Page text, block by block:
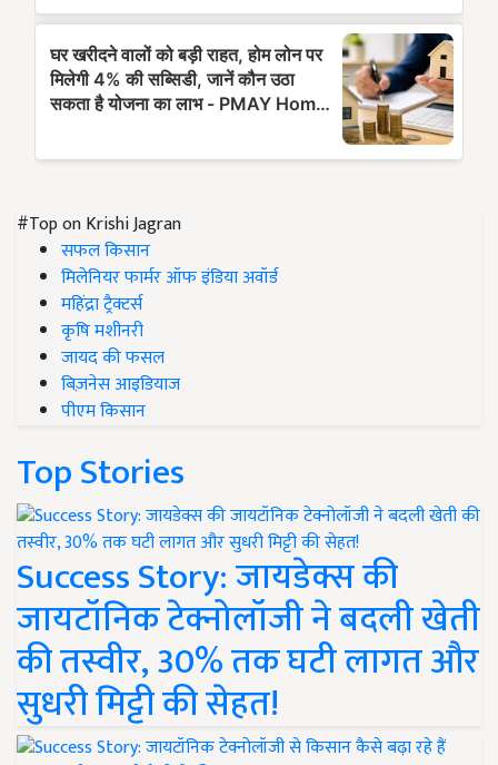
#Top on Krishi Jagran
सफल किसान
मिलेनियर फार्मर ऑफ इंडिया अवॉर्ड
महिंद्रा ट्रैक्टर्स
कृषि मशीनरी
जायद की फसल
बिज़नेस आइडियाज
पीएम किसान
Top Stories
Success Story: जायडेक्स की
जायटॉनिक टेक्नोलॉजी ने बदली खेती
की तस्वीर, 30% तक घटी लागत और
सुधरी मिट्टी की सेहत!